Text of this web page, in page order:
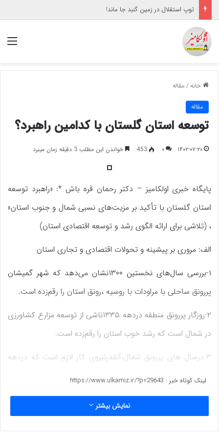
توپ استقلال در زمین گنبد جا ماند!
خانه/مقاله
مقاله
توسعه استان گلستان با کدامین راهبرد؟
۱۴۰۲-۰۷-۲۰ ۰ 453 خواندن این مطلب 3 دقیقه زمان میبرد
پایگاه خبری اولکامیز – دکتر رحمان قره باش *: «راهبرد توسعه
استان گلستان با تأکید بر مزیت‌های نسبی شمال و جنوب استان»
، (تلاشی برای ارائه الگوی رشد و توسعه اقتصادی استان)
الف: مروری بر پیشینه و تحولات اقتصادی و تجاری استان
۱-بررسی سال‌های نخستین ۱۳۰۰نشان می‌دهد که شهر گمیشان
پررونق ساحلی با مراودات با روسیه ،رونق استان را رقم‌زده است.
۲-روزگار پررونق منطقه دردهه ۱۳۳۵ناشی از توسعه مزارع کشاورزی
در شمال است که رشد خوب استان را رقم‌زده است.
۳-درسال های پررونق شمال،آنقدرنیروی کار لازم است که دردهه
عمدتاً از سیستان …می‌رسد.
۴-در دهه ۱۳۵۰، قیمت جهانی پنبه، در مرکز جهانی پنبه آمریکا،با
لینک کوتاه خبر : https://www.ulkamiz.ir/?p=29643
نمایش بیشتر